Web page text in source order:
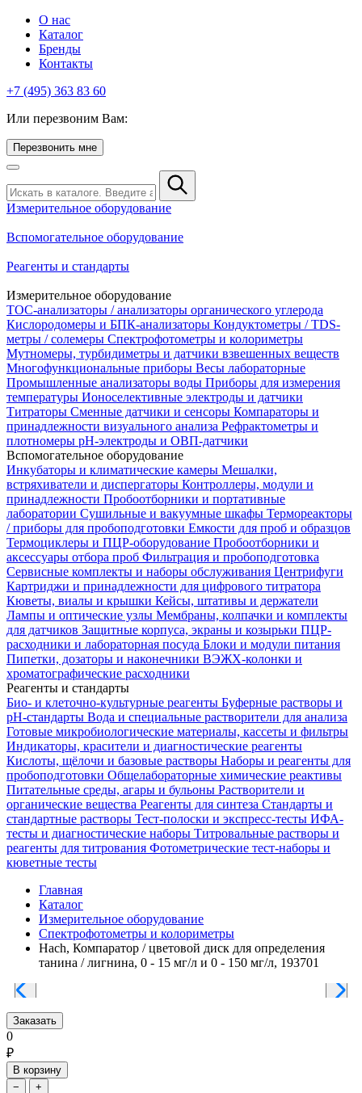
О нас
Каталог
Бренды
Контакты
+7 (495) 363 83 60
Или перезвоним Вам:
Перезвонить мне
Измерительное оборудование
Вспомогательное оборудование
Реагенты и стандарты
Измерительное оборудование
TOC-анализаторы / анализаторы органического углерода
Кислородомеры и БПК-анализаторы Кондуктометры / TDS-
метры / солемеры Спектрофотометры и колориметры
Мутномеры, турбидиметры и датчики взвешенных веществ
Многофункциональные приборы Весы лабораторные
Промышленные анализаторы воды Приборы для измерения
температуры Ионоселективные электроды и датчики
Титраторы Сменные датчики и сенсоры Компараторы и
принадлежности визуального анализа Рефрактометры и
плотномеры pH-электроды и ОВП-датчики
Вспомогательное оборудование
Инкубаторы и климатические камеры Мешалки,
встряхиватели и диспергаторы Контроллеры, модули и
принадлежности Пробоотборники и портативные
лаборатории Сушильные и вакуумные шкафы Термореакторы
/ приборы для пробоподготовки Емкости для проб и образцов
Термоциклеры и ПЦР-оборудование Пробоотборники и
аксессуары отбора проб Фильтрация и пробоподготовка
Сервисные комплекты и наборы обслуживания Центрифуги
Картриджи и принадлежности для цифрового титратора
Кюветы, виалы и крышки Кейсы, штативы и держатели
Лампы и оптические узлы Мембраны, колпачки и комплекты
для датчиков Защитные корпуса, экраны и козырьки ПЦР-
расходники и лабораторная посуда Блоки и модули питания
Пипетки, дозаторы и наконечники ВЭЖХ-колонки и
хроматографические расходники
Реагенты и стандарты
Био- и клеточно-культурные реагенты Буферные растворы и
pH-стандарты Вода и специальные растворители для анализа
Готовые микробиологические материалы, кассеты и фильтры
Индикаторы, красители и диагностические реагенты
Кислоты, щёлочи и базовые растворы Наборы и реагенты для
пробоподготовки Общелабораторные химические реактивы
Питательные среды, агары и бульоны Растворители и
органические вещества Реагенты для синтеза Стандарты и
стандартные растворы Тест-полоски и экспресс-тесты ИФА-
тесты и диагностические наборы Титровальные растворы и
реагенты для титрования Фотометрические тест-наборы и
кюветные тесты
Главная
Каталог
Измерительное оборудование
Спектрофотометры и колориметры
Hach, Компаратор / цветовой диск для определения
танина / лигнина, 0 - 15 мг/л и 0 - 150 мг/л, 193701
Заказать
0
₽
В корзину
−
+